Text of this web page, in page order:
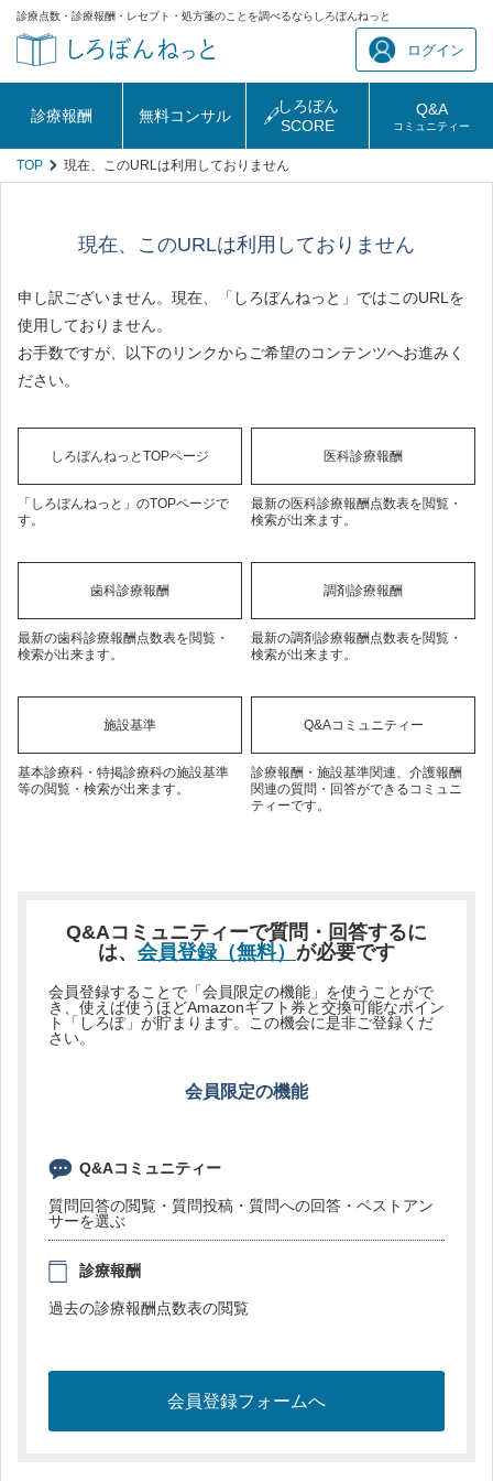
診療点数・診療報酬・レセプト・処方箋のことを調べるならしろぼんねっと
ログイン
診療報酬 無料コンサル
しろぼん
SCORE
Q&A
コミュニティー
TOP 現在、このURLは利用しておりません
現在、このURLは利用しておりません
申し訳ございません。現在、「しろぼんねっと」ではこのURLを
使用しておりません。
お手数ですが、以下のリンクからご希望のコンテンツへお進みく
ださい。
しろぼんねっとTOPページ
「しろぼんねっと」のTOPページで
す。
医科診療報酬
最新の医科診療報酬点数表を閲覧・
検索が出来ます。
歯科診療報酬
最新の歯科診療報酬点数表を閲覧・
検索が出来ます。
調剤診療報酬
最新の調剤診療報酬点数表を閲覧・
検索が出来ます。
施設基準
基本診療科・特掲診療科の施設基準
等の閲覧・検索が出来ます。
Q&Aコミュニティー
診療報酬・施設基準関連、介護報酬
関連の質問・回答ができるコミュニ
ティーです。
Q&Aコミュニティーで質問・回答するに
は、 会員登録（無料） が必要です
会員登録することで「会員限定の機能」を使うことがで
き、使えば使うほどAmazonギフト券と交換可能なポイン
ト「しろぽ」が貯まります。この機会に是非ご登録くだ
さい。
会員限定の機能
Q&Aコミュニティー
質問回答の閲覧・質問投稿・質問への回答・ベストアン
サーを選ぶ
診療報酬
過去の診療報酬点数表の閲覧
会員登録フォームへ